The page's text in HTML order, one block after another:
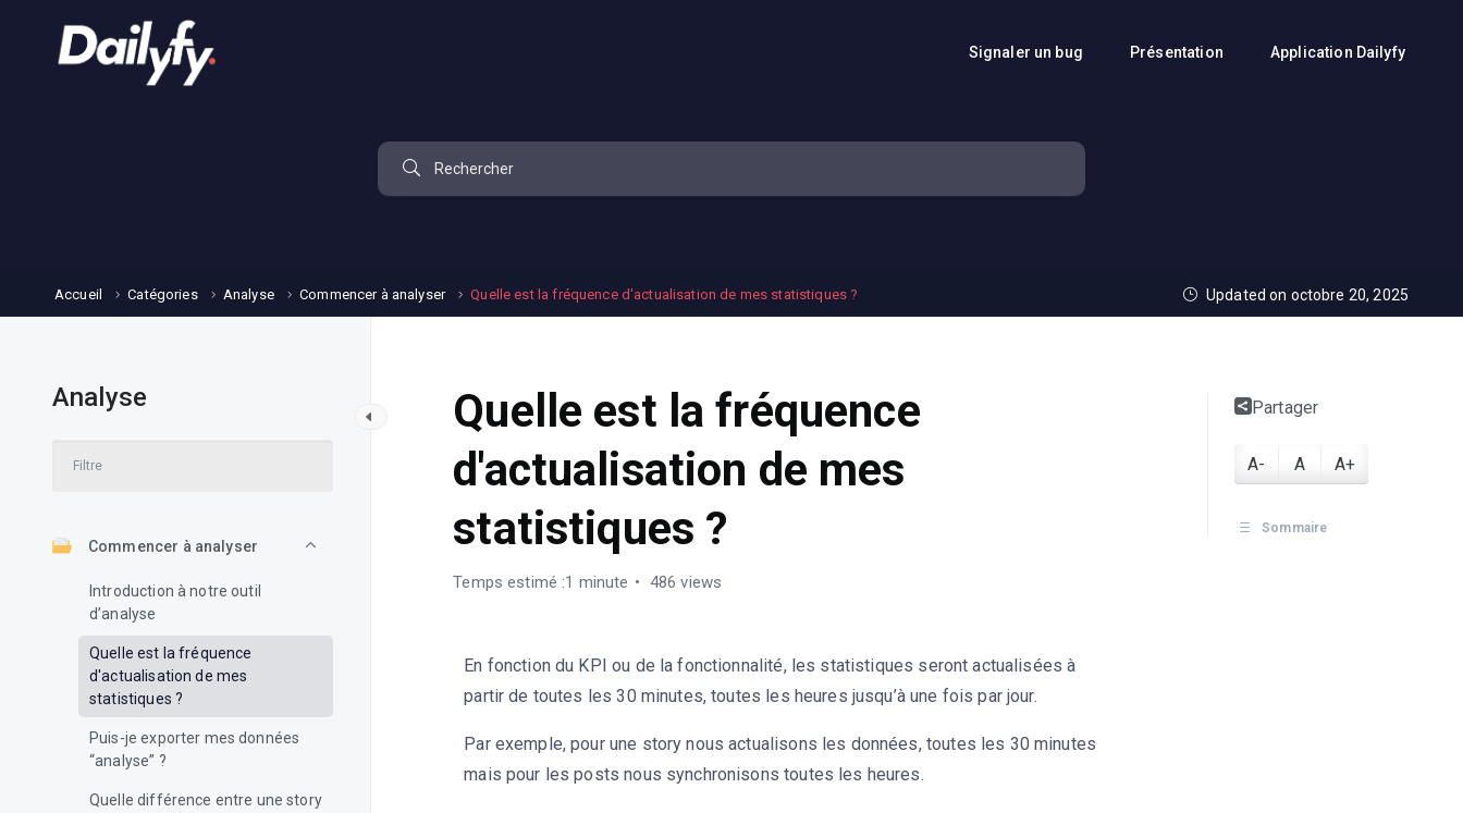
Signaler un bug Présentation Application Dailyfy
Accueil Catégories Analyse Commencer à analyser Quelle est la fréquence d'actualisation de mes statistiques ? Updated on octobre 20, 2025
Analyse
Commencer à analyser
Introduction à notre outil
d’analyse
Quelle est la fréquence
d'actualisation de mes
statistiques ?
Puis-je exporter mes données
“analyse” ?
Quelle différence entre une story
Quelle est la fréquence
d'actualisation de mes
statistiques ?
Temps estimé :1 minute 486 views
En fonction du KPI ou de la fonctionnalité, les statistiques seront actualisées à
partir de toutes les 30 minutes, toutes les heures jusqu’à une fois par jour.
Par exemple, pour une story nous actualisons les données, toutes les 30 minutes
mais pour les posts nous synchronisons toutes les heures.
Partager
A- A A+
Sommaire